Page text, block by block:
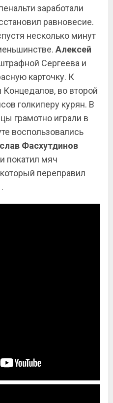
заработали
равновесие.
несколько минут
Алексей
Сергеева и
карточку. К
Концедалов, во второй
голкиперу курян. В
грамотно играли в
воспользовались
Фасхутдинов
покатил мяч
переправил